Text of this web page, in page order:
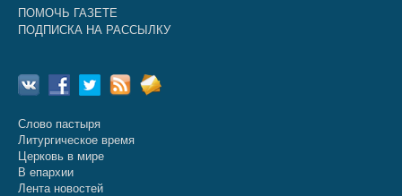
ПОМОЧЬ ГАЗЕТЕ
ПОДПИСКА НА РАССЫЛКУ
Слово пастыря
Литургическое время
Церковь в мире
В епархии
Лента новостей